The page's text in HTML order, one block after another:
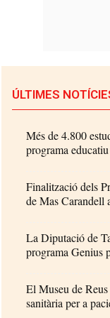
ÚLTIMES
Més de 4.800
programa
Finalització dels
de Mas Carandell
La Diputació de
programa Genius
El Museu de
sanitària per a